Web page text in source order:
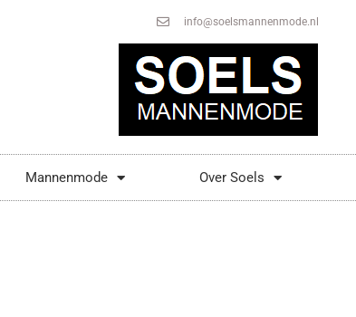
info@soelsmannenmode.nl
Mannenmode Over Soels